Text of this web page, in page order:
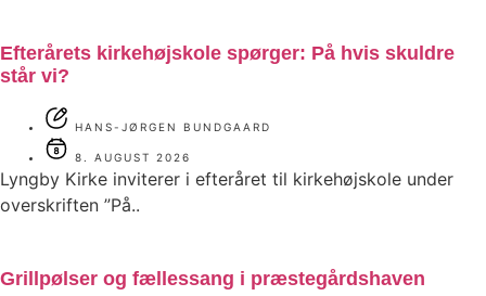
Efterårets kirkehøjskole spørger: På hvis skuldre
står vi?
HANS-JØRGEN BUNDGAARD
8. AUGUST 2026
Lyngby Kirke inviterer i efteråret til kirkehøjskole under
overskriften ”På..
Grillpølser og fællessang i præstegårdshaven